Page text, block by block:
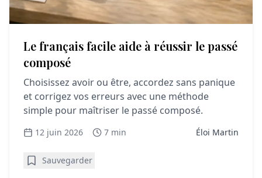
Le français facile aide à réussir le passé
composé
Choisissez avoir ou être, accordez sans panique
et corrigez vos erreurs avec une méthode
simple pour maîtriser le passé composé.
12 juin 2026 7 min Éloi Martin
Sauvegarder